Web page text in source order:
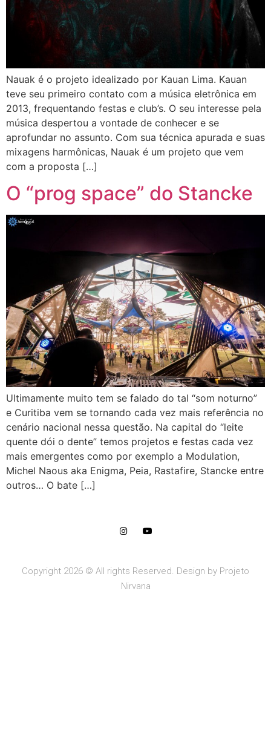
Nauak é o projeto idealizado por Kauan Lima. Kauan
teve seu primeiro contato com a música eletrônica em
2013, frequentando festas e club’s. O seu interesse pela
música despertou a vontade de conhecer e se
aprofundar no assunto. Com sua técnica apurada e suas
mixagens harmônicas, Nauak é um projeto que vem
com a proposta […]
O “prog space” do Stancke
Ultimamente muito tem se falado do tal “som noturno”
e Curitiba vem se tornando cada vez mais referência no
cenário nacional nessa questão. Na capital do “leite
quente dói o dente” temos projetos e festas cada vez
mais emergentes como por exemplo a Modulation,
Michel Naous aka Enigma, Peia, Rastafire, Stancke entre
outros… O bate […]
Copyright 2026 © All rights Reserved. Design by Projeto
Nirvana